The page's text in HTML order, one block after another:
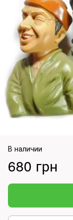
В наличии
680 грн